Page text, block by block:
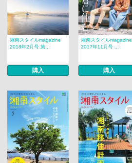
湘南スタイルmagazine
2018年2月号 第...
購入
湘南スタイルmagazine
2017年11月号 ...
購入